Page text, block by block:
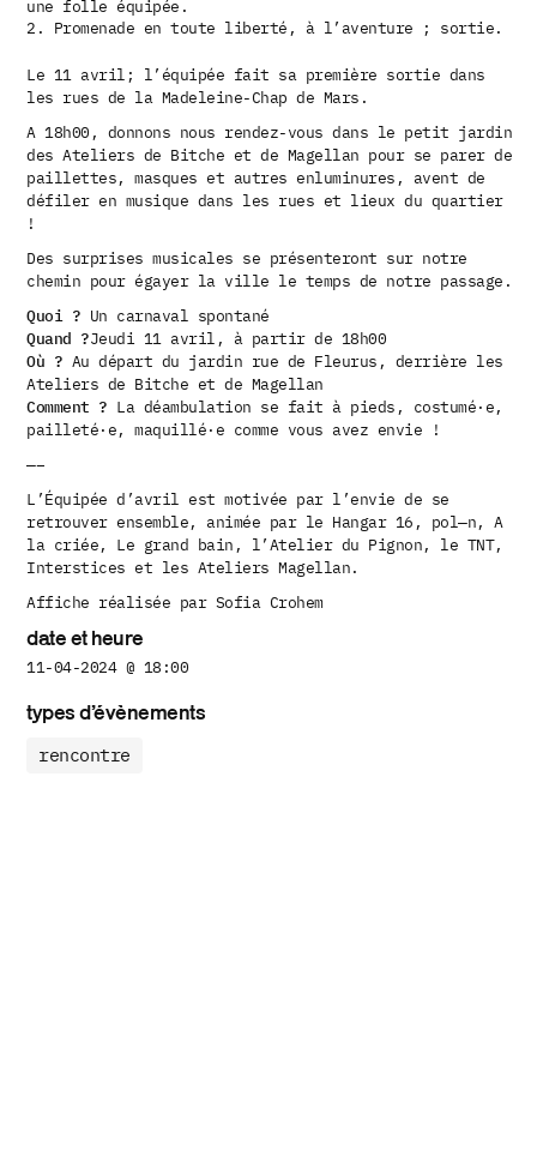
une folle équipée.
2. Promenade en toute liberté, à l’aventure ; sortie.
Le 11 avril; l’équipée fait sa première sortie dans
les rues de la Madeleine-Chap de Mars.
A 18h00, donnons nous rendez-vous dans le petit jardin
des Ateliers de Bitche et de Magellan pour se parer de
paillettes, masques et autres enluminures, avent de
défiler en musique dans les rues et lieux du quartier
!
Des surprises musicales se présenteront sur notre
chemin pour égayer la ville le temps de notre passage.
Quoi ? Un carnaval spontané
Quand ?Jeudi 11 avril, à partir de 18h00
Où ? Au départ du jardin rue de Fleurus, derrière les
Ateliers de Bitche et de Magellan
Comment ? La déambulation se fait à pieds, costumé·e,
pailleté·e, maquillé·e comme vous avez envie !
—–
L’Équipée d’avril est motivée par l’envie de se
retrouver ensemble, animée par le Hangar 16, pol—n, A
la criée, Le grand bain, l’Atelier du Pignon, le TNT,
Interstices et les Ateliers Magellan.
Affiche réalisée par Sofia Crohem
date et heure
11-04-2024 @ 18:00
types d’évènements
rencontre